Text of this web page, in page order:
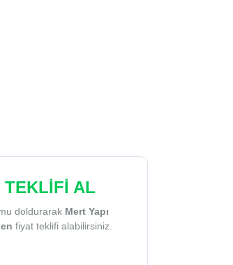
TEKLİFİ AL
doldurarak Mert Yapı
fiyat teklifi alabilirsiniz.